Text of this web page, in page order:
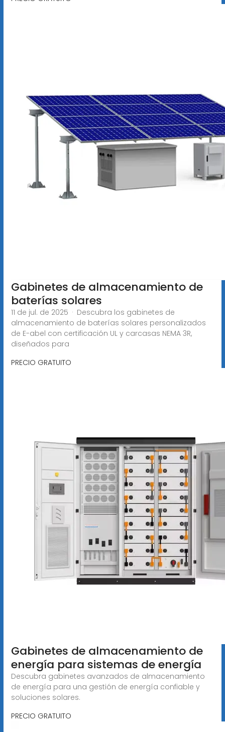
Gabinetes de almacenamiento de
baterías solares
11 de jul. de 2025 · Descubra los gabinetes de
almacenamiento de baterías solares personalizados
de E-abel con certificación UL y carcasas NEMA 3R,
diseñados para
PRECIO GRATUITO
Gabinetes de almacenamiento de
energía para sistemas de energía
Descubra gabinetes avanzados de almacenamiento
de energía para una gestión de energía confiable y
soluciones solares.
PRECIO GRATUITO